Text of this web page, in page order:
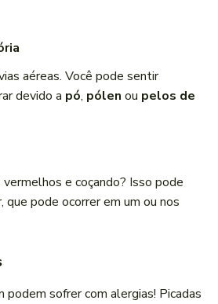
aéreas. Você pode sentir
devido a pó, pólen ou pelos de
e coçando? Isso pode
que pode ocorrer em um ou nos
podem sofrer com alergias! Picadas